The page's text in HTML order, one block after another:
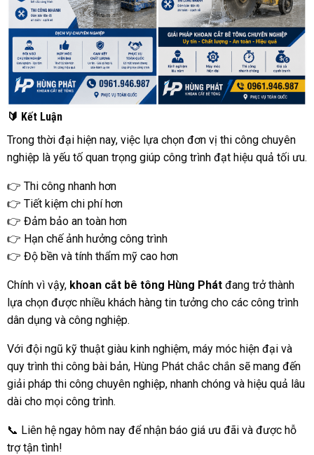
🔰 Kết Luận
Trong thời đại hiện nay, việc lựa chọn đơn vị thi công chuyên
nghiệp là yếu tố quan trọng giúp công trình đạt hiệu quả tối ưu.
👉 Thi công nhanh hơn
👉 Tiết kiệm chi phí hơn
👉 Đảm bảo an toàn hơn
👉 Hạn chế ảnh hưởng công trình
👉 Độ bền và tính thẩm mỹ cao hơn
Chính vì vậy, khoan cắt bê tông Hùng Phátđang trở thành
lựa chọn được nhiều khách hàng tin tưởng cho các công trình
dân dụng và công nghiệp.
Với đội ngũ kỹ thuật giàu kinh nghiệm, máy móc hiện đại và
quy trình thi công bài bản, Hùng Phát chắc chắn sẽ mang đến
giải pháp thi công chuyên nghiệp, nhanh chóng và hiệu quả lâu
dài cho mọi công trình.
📞 Liên hệ ngay hôm nay để nhận báo giá ưu đãi và được hỗ
trợ tận tình!